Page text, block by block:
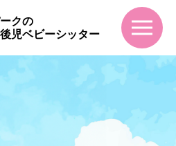
クの
児ベビーシッター